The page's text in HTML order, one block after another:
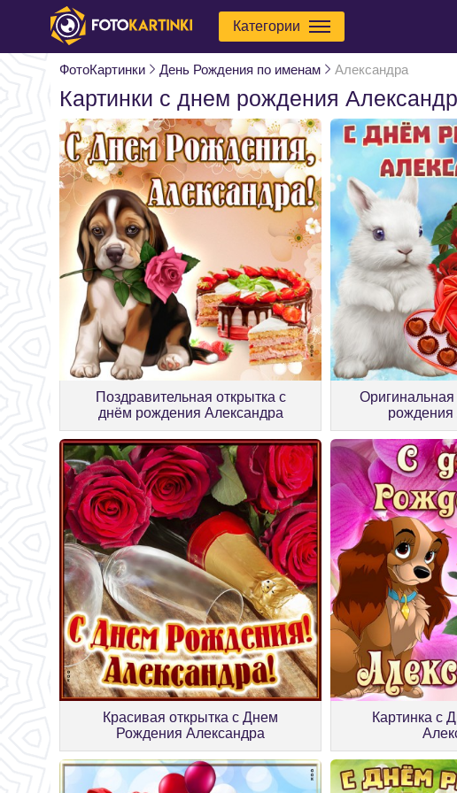
Категории
ФотоКартинки День Рождения по именам Александра
Картинки с днем рождения
Поздравительная открытка с
днём рождения Александра
Оригинальная
рождения
Красивая открытка с Днем
Рождения Александра
Картинка с